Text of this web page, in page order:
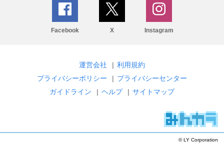
Facebook X Instagram
運営会社 | 利用規約
プライバシーポリシー
| プライバシーセンター
ガイドライン
| ヘルプ | サイトマップ
© LY Corporation